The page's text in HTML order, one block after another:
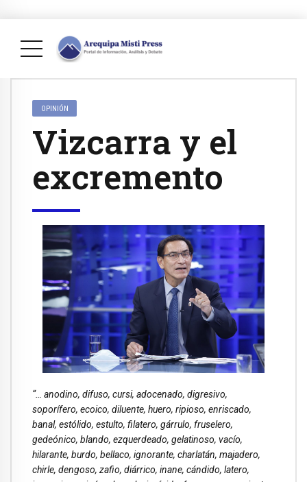
OPINIÓN
Vizcarra y el
excremento
“… anodino, difuso, cursi, adocenado, digresivo,
soporífero, ecoico, diluente, huero, ripioso, enriscado,
banal, estólido, estulto, filatero, gárrulo, fruselero,
gedeónico, blando, ezquerdeado, gelatinoso, vacío,
hilarante, burdo, bellaco, ignorante, charlatán, majadero,
chirle, dengoso, zafio, diárrico, inane, cándido, latero,